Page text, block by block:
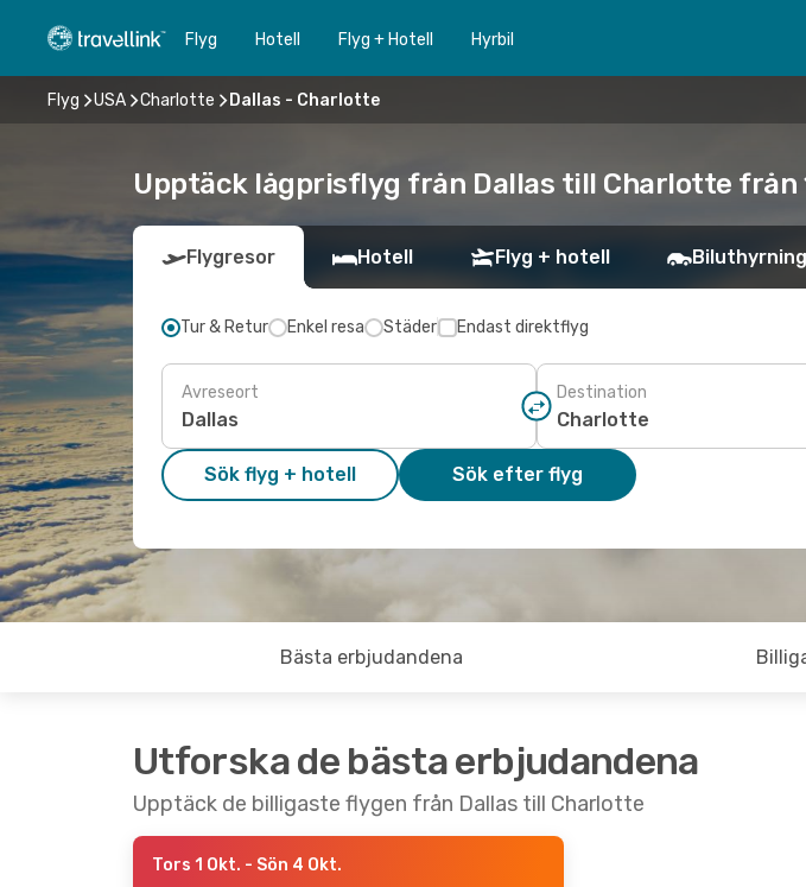
Flyg Hotell Flyg + Hotell Hyrbil
Flyg USA Charlotte Dallas - Charlotte
Upptäck lågprisflyg från Dallas till Charlotte från
Flygresor Hotell Flyg + hotell Biluthyrning
Tur & Retur Enkel resa Städer Endast direktflyg
Avreseort Destination
Sök flyg + hotell Sök efter flyg
Bästa erbjudandena
Utforska de bästa erbjudandena
Upptäck de billigaste flygen från Dallas till Charlotte
Tors 1 Okt. - Sön 4 Okt.